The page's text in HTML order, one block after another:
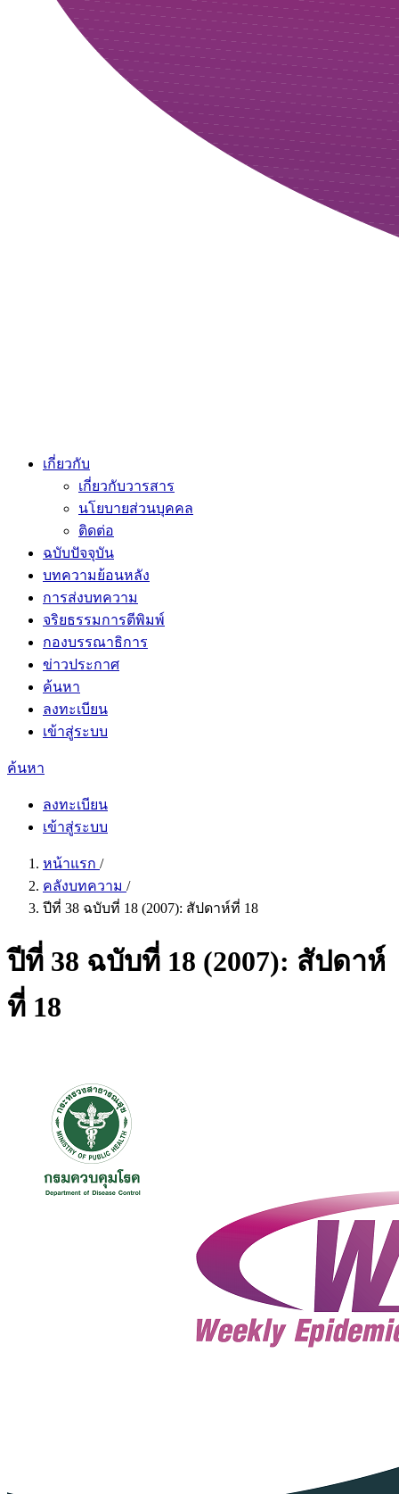
เกี่ยวกับ
เกี่ยวกับวารสาร
นโยบายส่วนบุคคล
ติดต่อ
ฉบับปัจจุบัน
บทความย้อนหลัง
การส่งบทความ
จริยธรรมการตีพิมพ์
กองบรรณาธิการ
ข่าวประกาศ
ค้นหา
ลงทะเบียน
เข้าสู่ระบบ
ค้นหา
ลงทะเบียน
เข้าสู่ระบบ
หน้าแรก /
คลังบทความ /
ปีที่ 38 ฉบับที่ 18 (2007): สัปดาห์ที่ 18
ปีที่ 38 ฉบับที่ 18 (2007): สัปดาห์
ที่ 18